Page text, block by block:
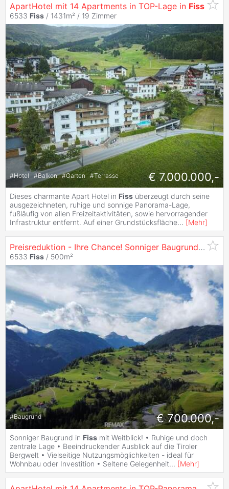
ApartHotel mit 14 Apartments in TOP-Lage in Fiss
6533 Fiss / 1431m² / 19 Zimmer
#Hotel #Balkon #Garten #Terrasse € 7.000.000,-
Dieses charmante Apart Hotel in Fiss überzeugt durch seine
ausgezeichneten, ruhige und sonnige Panorama-Lage,
fußläufig von allen Freizeitaktivitäten, sowie hervorragender
Infrastruktur entfernt. Auf einer Grundstücksfläche... [Mehr]
Preisreduktion - Ihre Chance! Sonniger Baugrund in Fiss
6533 Fiss / 500m²
#Baugrund € 700.000,-
Sonniger Baugrund in Fiss mit Weitblick! • Ruhige und doch
zentrale Lage • Beeindruckender Ausblick auf die Tiroler
Bergwelt • Vielseitige Nutzungsmöglichkeiten - ideal für
Wohnbau oder Investition • Seltene Gelegenheit... [Mehr]